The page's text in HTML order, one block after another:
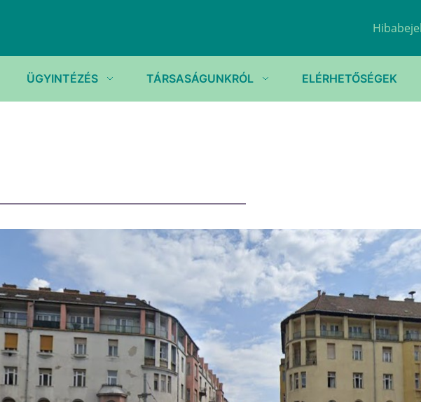
ÜGYINTÉZÉS TÁRSASÁGUNKRÓL ELÉRHETŐSÉGEK